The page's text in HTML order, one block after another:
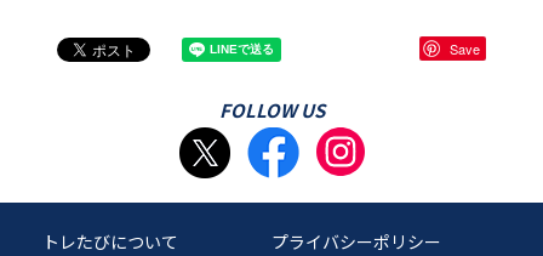
Save
FOLLOW US
トレたびについて プライバシーポリシー